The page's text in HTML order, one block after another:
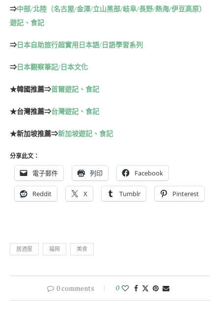
⇒中部/北陸（名古屋/金澤/立山黑部/岐阜/長野/熱海/伊豆高原）
遊記、食記
⇒日本自助旅行超實用日本語/日語學習系列
⇒日本觀察筆記/日本文化
★韓國推薦⇒首爾遊記、食記
★台灣推薦⇒台灣遊記、食記
★新加坡推薦⇒新加坡遊記、食記
分享此文：
電子郵件 列印 Facebook
Reddit X Tumblr Pinterest
居酒屋 福岡 美食
0 comments 0